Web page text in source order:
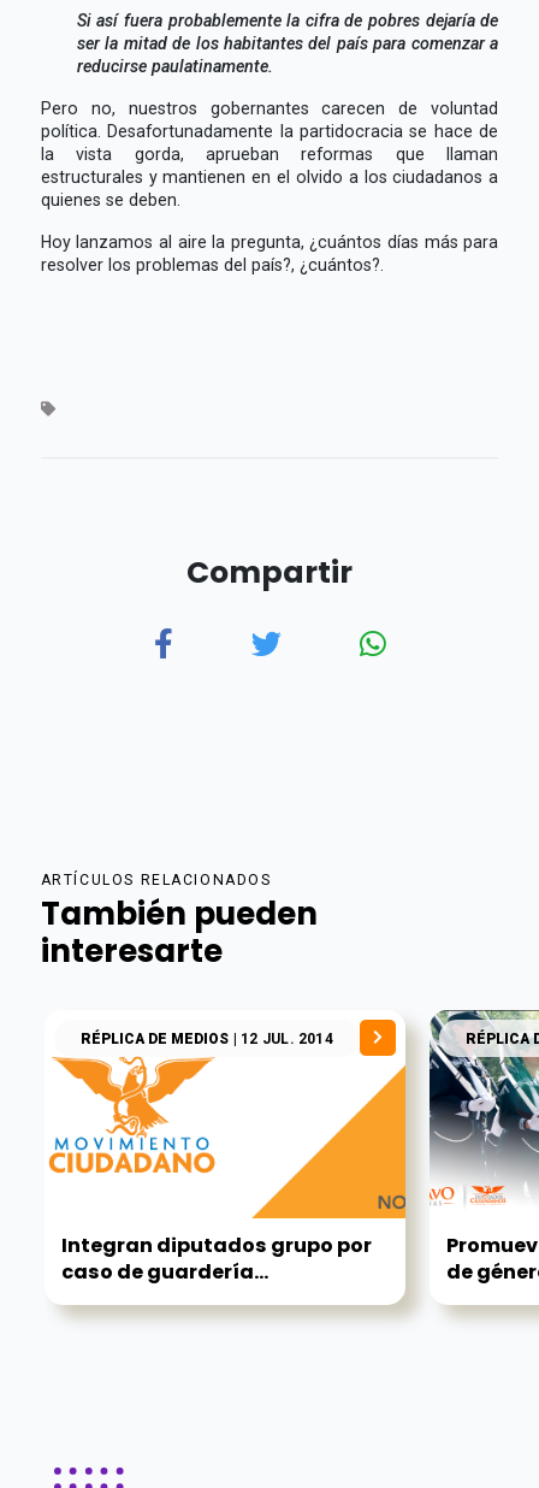
Si así fuera probablemente la cifra de pobres dejaría de
ser la mitad de los habitantes del país para comenzar a
reducirse paulatinamente.
Pero no, nuestros gobernantes carecen de voluntad
política. Desafortunadamente la partidocracia se hace de
la vista gorda, aprueban reformas que llaman
estructurales y mantienen en el olvido a los ciudadanos a
quienes se deben.
Hoy lanzamos al aire la pregunta, ¿cuántos días más para
resolver los problemas del país?, ¿cuántos?.
Compartir
ARTÍCULOS RELACIONADOS
También pueden
interesarte
RÉPLICA DE MEDIOS | 12 JUL. 2014
Integran diputados grupo por
caso de guardería...
RÉPLICA
de